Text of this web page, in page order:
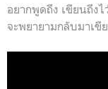
อยากพูดถึง เขียนถึงไ
จะพยายามกลับมาเขี